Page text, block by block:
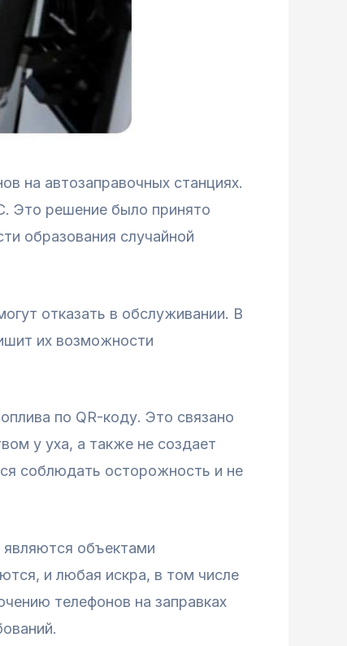
на автозаправочных станциях.
Это решение было принято
образования случайной
отказать в обслуживании. В
их возможности
по QR-коду. Это связано
у уха, а также не создает
соблюдать осторожность и не
объектами
и любая искра, в том числе
телефонов на заправках